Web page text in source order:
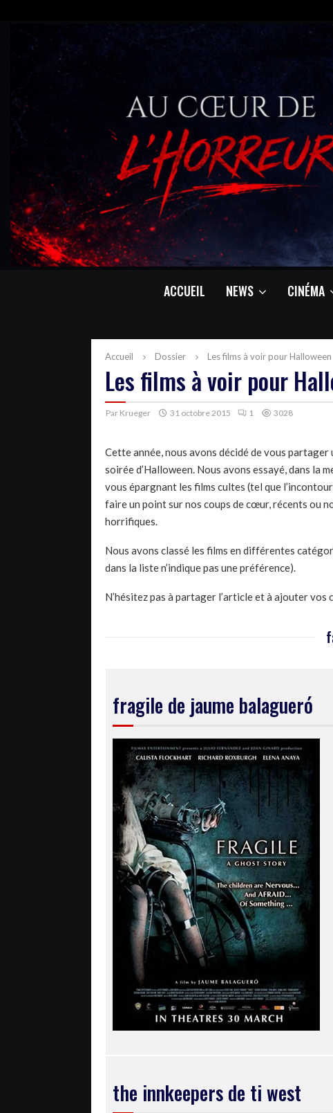
ACCUEIL NEWS CINÉMA
Accueil Dossier Les films à voir pour Halloween
Les films à voir pour
Par Krueger 31 octobre 2015 1 3028
Cette année, nous avons décidé de vous
soirée d’Halloween. Nous avons essayé, dans la
vous épargnant les films cultes (tel que
faire un point sur nos coups de cœur, récents ou
horrifiques.
Nous avons classé les films en différentes
dans la liste n’indique pas une préférence).
N’hésitez pas à partager l’article et à ajouter vos
fragile de jaume balagueró
the innkeepers de ti west